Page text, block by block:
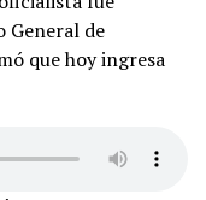
General de
que hoy ingresa